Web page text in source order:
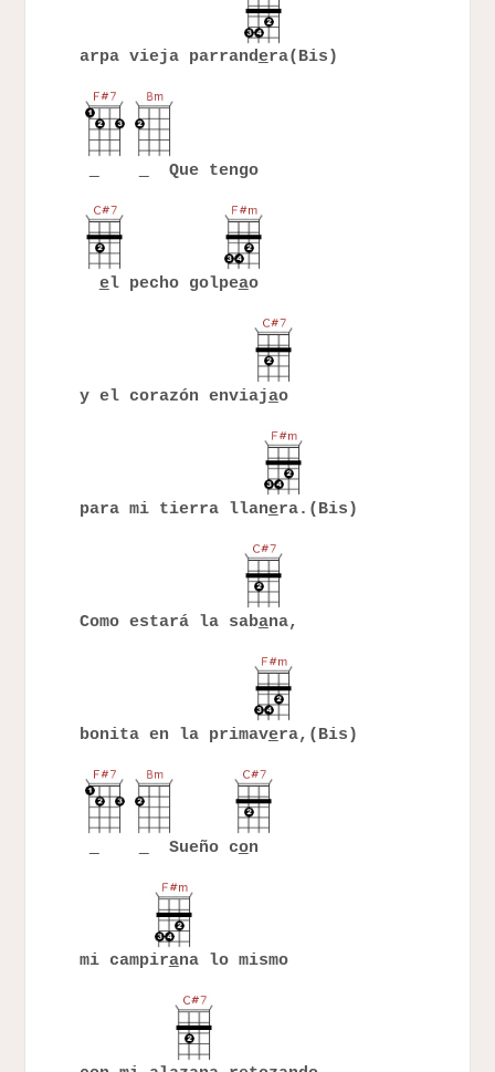
arpa vieja parrandera(Bis)
Que tengo
el pecho golpeao
y el corazón enviajao
para mi tierra llanera.(Bis)
Como estará la sabana,
bonita en la primavera,(Bis)
Sueño con
mi campirana lo mismo